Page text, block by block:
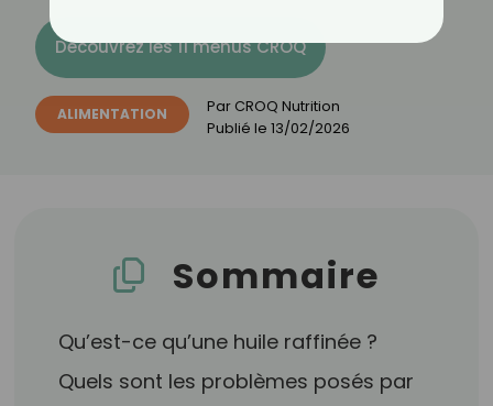
Découvrez les 11 menus CROQ
ALIMENTATION Par CROQ Nutrition
Publié le 13/02/2026
Sommaire
Qu’est-ce qu’une huile raffinée ?
Quels sont les problèmes posés par